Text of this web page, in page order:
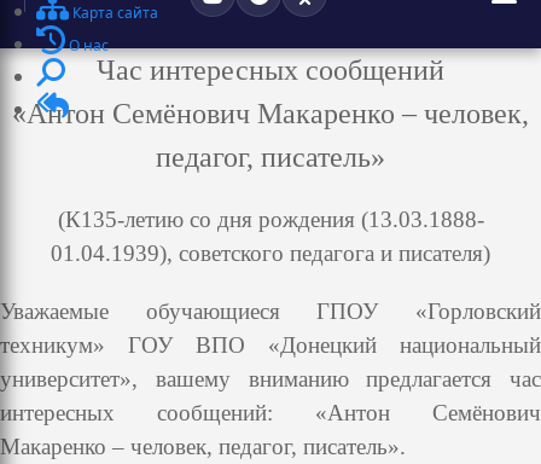
Карта сайта
О нас
Час интересных сообщений
«Антон Семёнович Макаренко – человек,
педагог, писатель»
(К135-летию со дня рождения (13.03.1888-
01.04.1939), советского педагога и писателя)
Уважаемые обучающиеся ГПОУ «Горловский
техникум» ГОУ ВПО «Донецкий национальный
университет», вашему вниманию предлагается час
интересных сообщений: «Антон Семёнович
Макаренко – человек, педагог, писатель».